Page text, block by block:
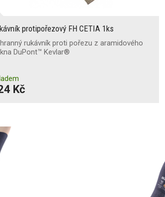
protipořezový FH CETIA 1ks
rukávník proti pořezu z aramidového
DuPont™ Kevlar®
Kč